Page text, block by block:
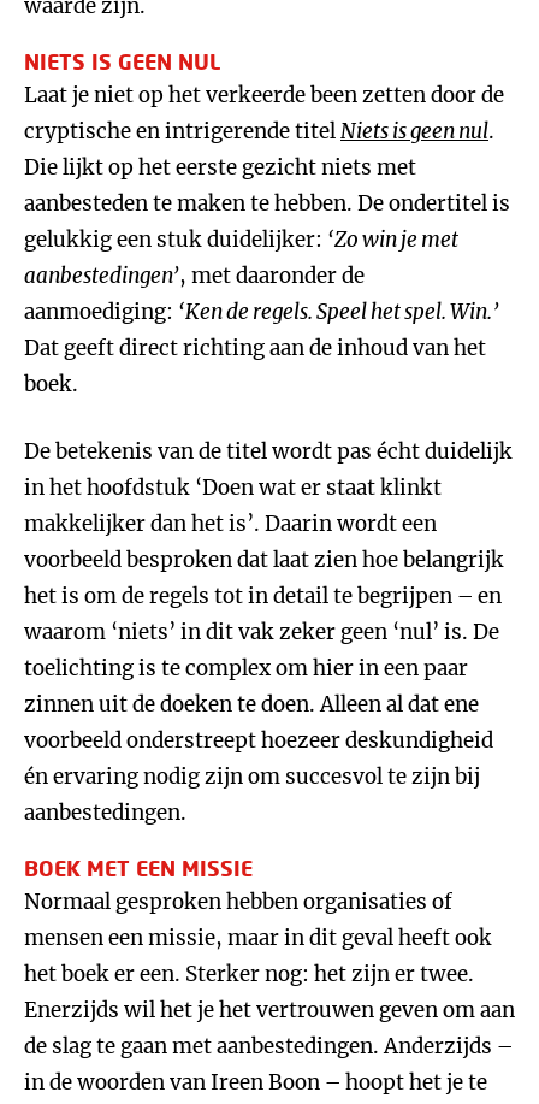
waarde zijn.
NIETS IS GEEN NUL
Laat je niet op het verkeerde been zetten door de
cryptische en intrigerende titelNiets is geen nul.
Die lijkt op het eerste gezicht niets met
aanbesteden te maken te hebben. De ondertitel is
gelukkig een stuk duidelijker: ‘Zo win je met
aanbestedingen’, met daaronder de
aanmoediging: ‘Ken de regels. Speel het spel. Win.’
Dat geeft direct richting aan de inhoud van het
boek.
De betekenis van de titel wordt pas écht duidelijk
in het hoofdstuk ‘Doen wat er staat klinkt
makkelijker dan het is’. Daarin wordt een
voorbeeld besproken dat laat zien hoe belangrijk
het is om de regels tot in detail te begrijpen – en
waarom ‘niets’ in dit vak zeker geen ‘nul’ is. De
toelichting is te complex om hier in een paar
zinnen uit de doeken te doen. Alleen al dat ene
voorbeeld onderstreept hoezeer deskundigheid
én ervaring nodig zijn om succesvol te zijn bij
aanbestedingen.
BOEK MET EEN MISSIE
Normaal gesproken hebben organisaties of
mensen een missie, maar in dit geval heeft ook
het boek er een. Sterker nog: het zijn er twee.
Enerzijds wil het je het vertrouwen geven om aan
de slag te gaan met aanbestedingen. Anderzijds –
in de woorden van Ireen Boon – hoopt het je te